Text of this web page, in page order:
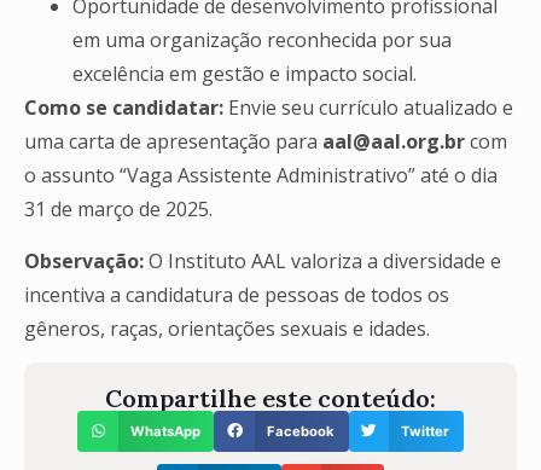
Oportunidade de desenvolvimento profissional
em uma organização reconhecida por sua
excelência em gestão e impacto social.
Como se candidatar: Envie seu currículo atualizado e
uma carta de apresentação para aal@aal.org.brcom
o assunto “Vaga Assistente Administrativo” até o dia
31 de março de 2025.
Observação:O Instituto AAL valoriza a diversidade e
incentiva a candidatura de pessoas de todos os
gêneros, raças, orientações sexuais e idades.
Compartilhe este conteúdo:
WhatsApp Facebook Twitter